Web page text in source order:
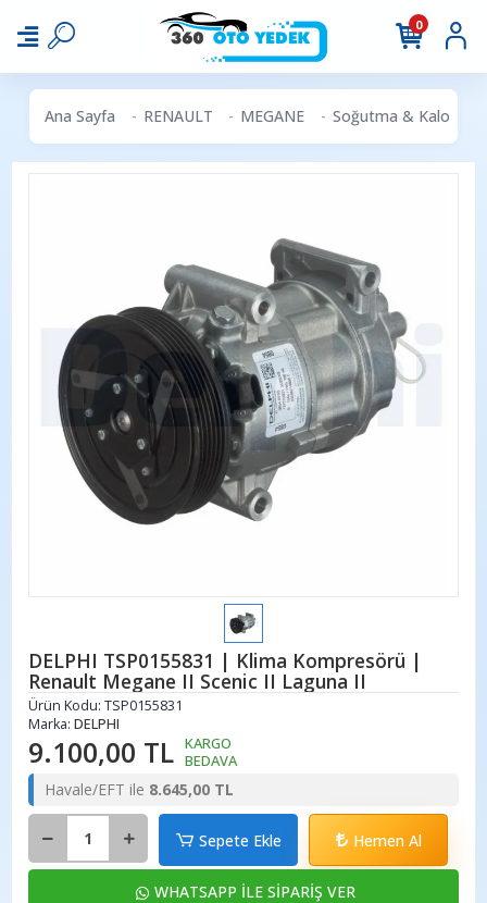
0
Ana Sayfa RENAULT MEGANE Soğutma & Kalorifer
DELPHI TSP0155831 | Klima Kompresörü |
Renault Megane II Scenic II Laguna II
Ürün Kodu: TSP0155831
Marka: DELPHI
9.100,00 TL KARGO
BEDAVA
Havale/EFT ile 8.645,00 TL
Sepete Ekle Hemen Al
WHATSAPP İLE SİPARİŞ VER